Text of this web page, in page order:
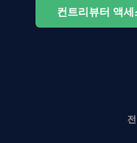
컨트리뷰터 액세